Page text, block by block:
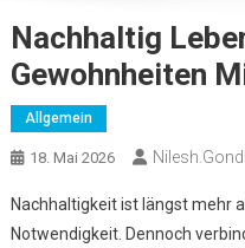
Nachhaltig
Gewohnheiten
Allgemein
18. Mai 2026
Nachhaltigkeit ist längst mehr
Notwendigkeit. Dennoch